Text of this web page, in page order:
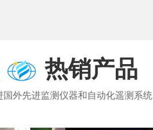
热销产品
外先进监测仪器和自动化遥测系统